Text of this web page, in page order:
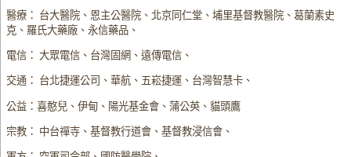
醫療： 台大醫院、恩主公醫院、北京同仁堂、埔里基督教醫院、葛蘭素史
克、羅氏大藥廠、永信藥品、
電信： 大眾電信、台灣固網、遠傳電信、
交通： 台北捷運公司、華航、五崧捷運、台灣智慧卡、
公益：喜憨兒、伊甸、陽光基金會、蒲公英、貓頭鷹
宗教： 中台禪寺、基督教行道會、基督教浸信會、